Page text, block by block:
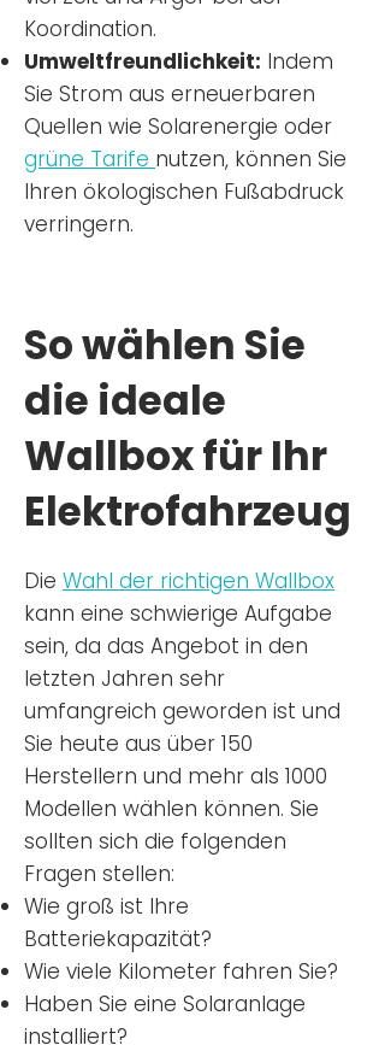
Koordination.
Umweltfreundlichkeit: Indem
Sie Strom aus erneuerbaren
Quellen wie Solarenergie oder
grüne Tarife nutzen, können Sie
Ihren ökologischen Fußabdruck
verringern.
So wählen Sie
die ideale
Wallbox für Ihr
Elektrofahrzeug
Die Wahl der richtigen Wallbox
kann eine schwierige Aufgabe
sein, da das Angebot in den
letzten Jahren sehr
umfangreich geworden ist und
Sie heute aus über 150
Herstellern und mehr als 1000
Modellen wählen können. Sie
sollten sich die folgenden
Fragen stellen:
Wie groß ist Ihre
Batteriekapazität?
Wie viele Kilometer fahren Sie?
Haben Sie eine Solaranlage
installiert?